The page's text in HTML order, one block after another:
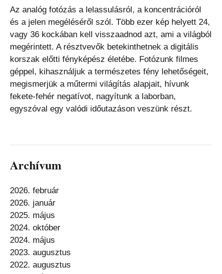
Az analóg fotózás a lelassulásról, a koncentrációról
és a jelen megéléséről szól. Több ezer kép helyett 24,
vagy 36 kockában kell visszaadnod azt, ami a világból
megérintett. A résztvevők betekinthetnek a digitális
korszak előtti fényképész életébe. Fotózunk filmes
géppel, kihasználjuk a természetes fény lehetőségeit,
megismerjük a műtermi világítás alapjait, hívunk
fekete-fehér negatívot, nagyítunk a laborban,
egyszóval egy valódi időutazáson veszünk részt.
Archívum
2026. február
2026. január
2025. május
2024. október
2024. május
2023. augusztus
2022. augusztus